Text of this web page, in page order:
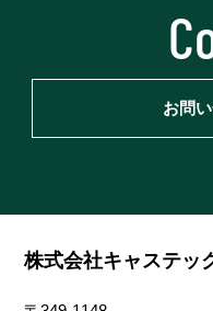
お問
株式会社キャステッ